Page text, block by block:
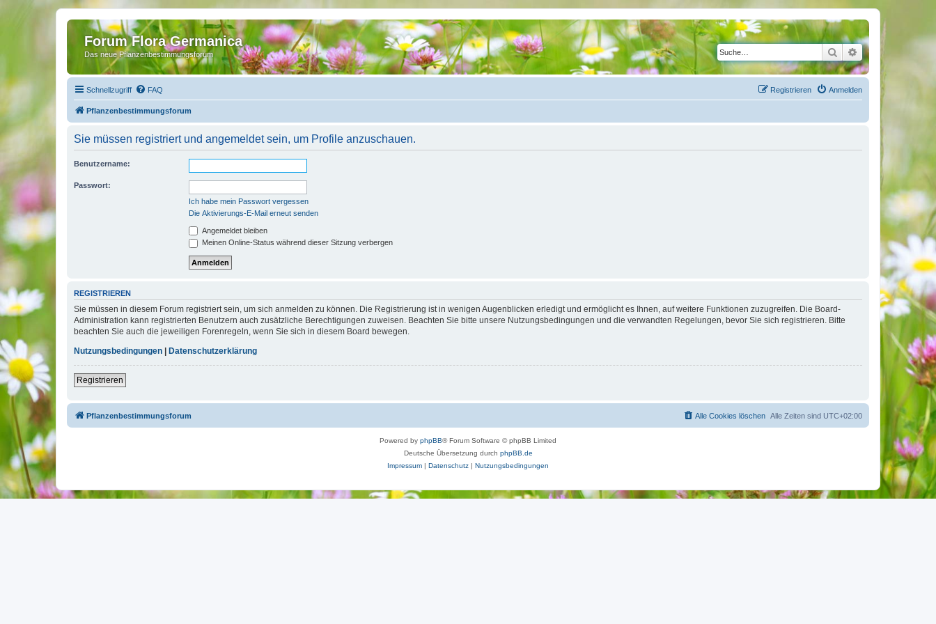
Forum Flora Germanica
Das neue Pflanzenbestimmungsforum SucheErweiterte Suche
Schnellzugriff FAQ Anmelden
Registrieren
Pflanzenbestimmungsforum
Sie müssen registriert und angemeldet sein, um Profile anzuschauen.
Benutzername:
Passwort:
Ich habe mein Passwort vergessen
Die Aktivierungs-E-Mail erneut senden
Angemeldet bleiben
Meinen Online-Status während dieser Sitzung verbergen
REGISTRIEREN
Sie müssen in diesem Forum registriert sein, um sich anmelden zu können. Die Registrierung ist in wenigen Augenblicken erledigt und ermöglicht es Ihnen, auf weitere Funktionen zuzugreifen. Die Board-
Administration kann registrierten Benutzern auch zusätzliche Berechtigungen zuweisen. Beachten Sie bitte unsere Nutzungsbedingungen und die verwandten Regelungen, bevor Sie sich registrieren. Bitte
beachten Sie auch die jeweiligen Forenregeln, wenn Sie sich in diesem Board bewegen.
Nutzungsbedingungen
Datenschutzerklärung
Registrieren
Pflanzenbestimmungsforum Alle Zeiten sind UTC+02:00
Alle Cookies löschen
Powered by phpBB® Forum Software © phpBB Limited
Deutsche Übersetzung durch phpBB.de
Impressum | Datenschutz | Nutzungsbedingungen